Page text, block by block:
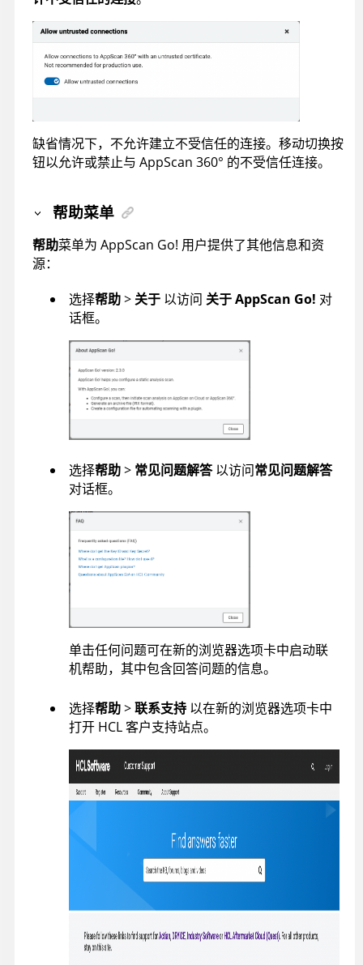
缺省情况下，不允许建立不受信任的连接。移动切换按
钮以允许或禁止与 AppScan 360° 的不受信任连接。
帮助菜单
帮助菜单为 AppScan Go! 用户提供了其他信息和资
源：
选择帮助> 关于 以访问 关于AppScan Go! 对
话框。
选择帮助> 常见问题解答以访问常见问题解答
对话框。
单击任何问题可在新的浏览器选项卡中启动联
机帮助，其中包含回答问题的信息。
选择帮助>联系支持 以在新的浏览器选项卡中
打开 HCL 客户支持站点。